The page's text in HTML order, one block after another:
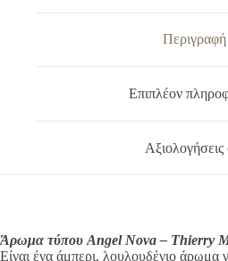
Περιγραφή
Επιπλέον
Αξιολογήσεις
Άρωμα τύπου Angel Nova – Thierry
Είναι ένα άμπερι, λουλουδένιο άρωμα